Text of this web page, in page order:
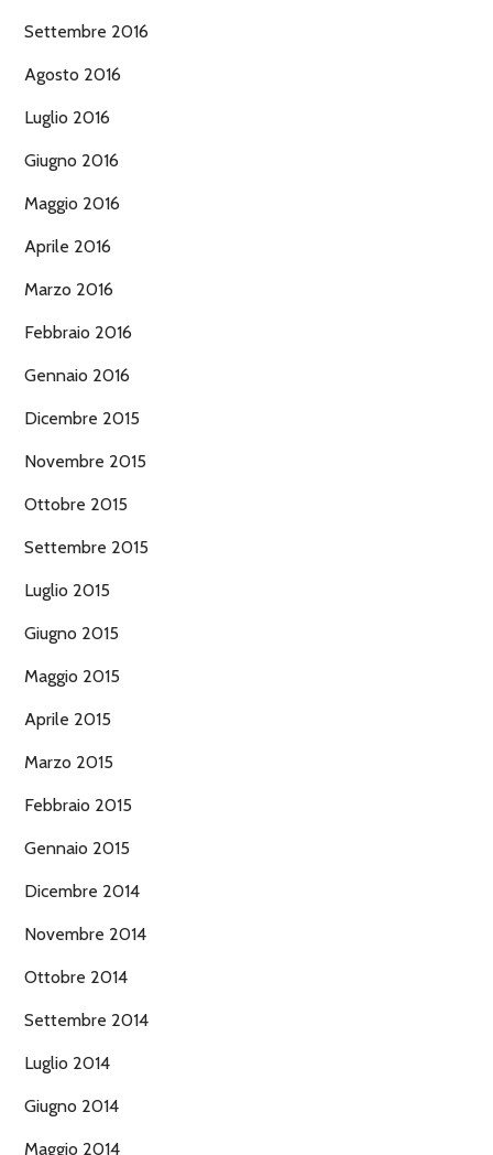
Settembre 2016
Agosto 2016
Luglio 2016
Giugno 2016
Maggio 2016
Aprile 2016
Marzo 2016
Febbraio 2016
Gennaio 2016
Dicembre 2015
Novembre 2015
Ottobre 2015
Settembre 2015
Luglio 2015
Giugno 2015
Maggio 2015
Aprile 2015
Marzo 2015
Febbraio 2015
Gennaio 2015
Dicembre 2014
Novembre 2014
Ottobre 2014
Settembre 2014
Luglio 2014
Giugno 2014
Maggio 2014